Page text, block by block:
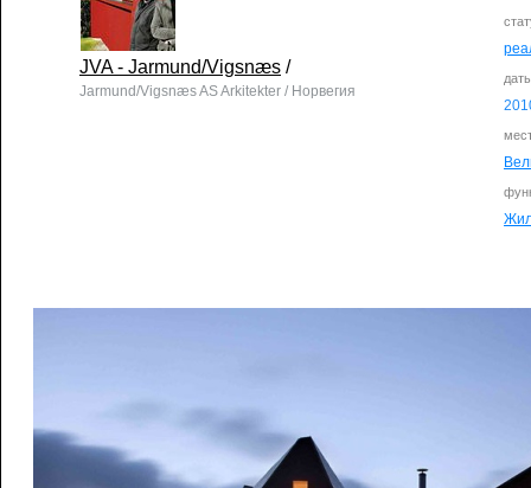
JVA - Jarmund/Vigsnæs /
Jarmund/Vigsnæs AS Arkitekter / Норвегия